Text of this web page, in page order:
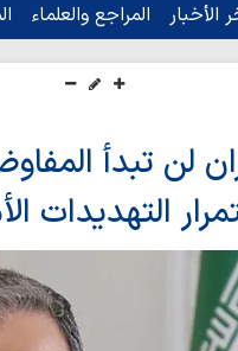
الأخبار المراجع والعلماء
لن تبدأ
التهديدات